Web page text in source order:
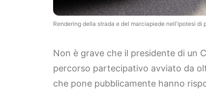
Rendering della strada e del marciapiede nell'ipotesi di
Non è grave che il presidente di un
percorso partecipativo avviato da
che pone pubblicamente hanno